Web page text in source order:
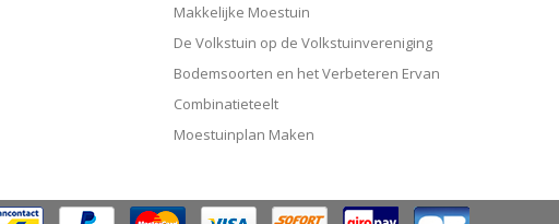
Makkelijke Moestuin
De Volkstuin op de Volkstuinvereniging
Bodemsoorten en het Verbeteren Ervan
Combinatieteelt
Moestuinplan Maken